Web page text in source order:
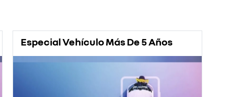
Especial Vehículo Más De 5 Años